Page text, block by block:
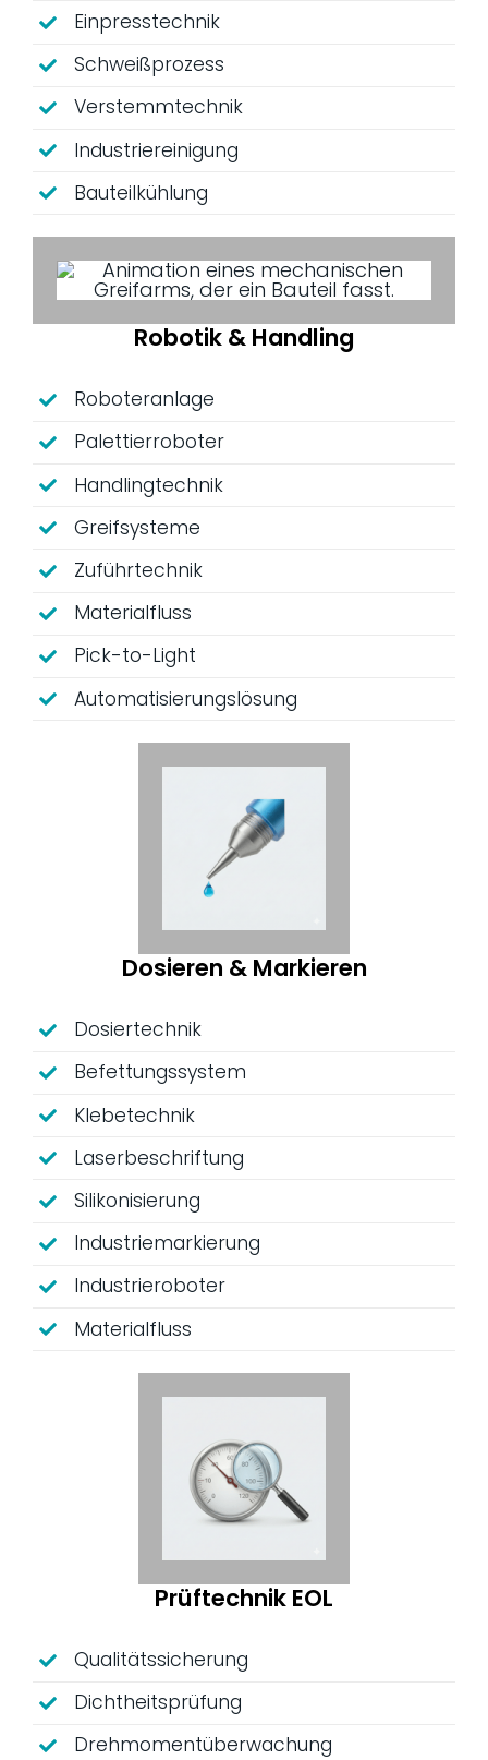
Einpresstechnik
Schweißprozess
Verstemmtechnik
Industriereinigung
Bauteilkühlung
Robotik & Handling
Roboteranlage
Palettierroboter
Handlingtechnik
Greifsysteme
Zuführtechnik
Materialfluss
Pick-to-Light
Automatisierungslösung
Dosieren & Markieren
Dosiertechnik
Befettungssystem
Klebetechnik
Laserbeschriftung
Silikonisierung
Industriemarkierung
Industrieroboter
Materialfluss
Prüftechnik EOL
Qualitätssicherung
Dichtheitsprüfung
Drehmomentüberwachung